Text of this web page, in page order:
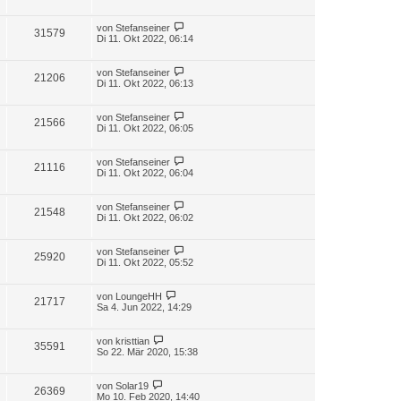
31579 von Stefanseiner
Di 11. Okt 2022, 06:14
21206 von Stefanseiner
Di 11. Okt 2022, 06:13
21566 von Stefanseiner
Di 11. Okt 2022, 06:05
21116 von Stefanseiner
Di 11. Okt 2022, 06:04
21548 von Stefanseiner
Di 11. Okt 2022, 06:02
25920 von Stefanseiner
Di 11. Okt 2022, 05:52
21717 von LoungeHH
Sa 4. Jun 2022, 14:29
35591 von kristtian
So 22. Mär 2020, 15:38
26369 von Solar19
Mo 10. Feb 2020, 14:40